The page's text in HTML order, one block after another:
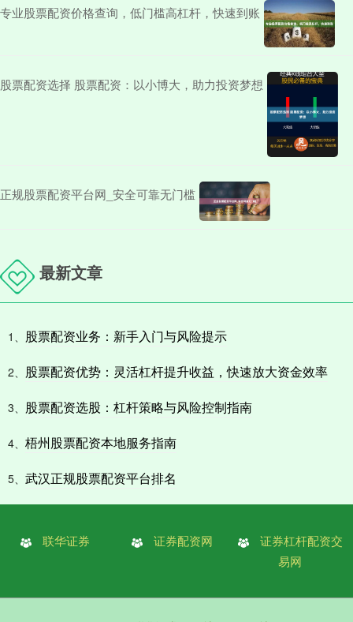
专业股票配资价格查询，低门槛高杠杆，快速到账
股票配资选择 股票配资：以小博大，助力投资梦想
正规股票配资平台网_安全可靠无门槛
最新文章
1、 股票配资业务：新手入门与风险提示
2、 股票配资优势：灵活杠杆提升收益，快速放大资金效率
3、 股票配资选股：杠杆策略与风险控制指南
4、 梧州股票配资本地服务指南
5、 武汉正规股票配资平台排名
联华证券 证券配资网
证券杠杆配资交
易网